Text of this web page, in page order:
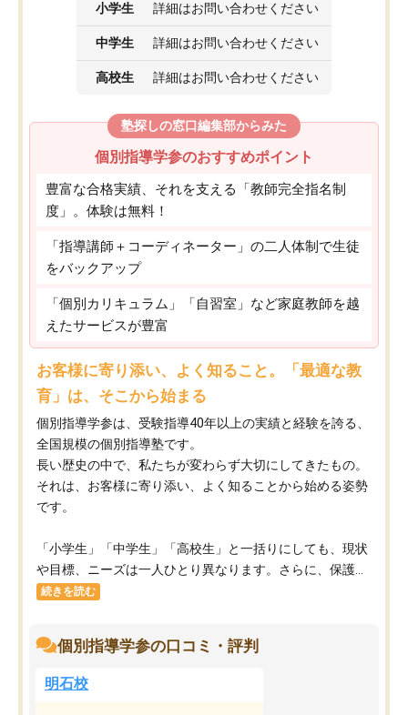
小学生 詳細はお問い合わせください
中学生 詳細はお問い合わせください
高校生 詳細はお問い合わせください
塾探しの窓口編集部からみた
個別指導学参のおすすめポイント
豊富な合格実績、それを支える「教師完全指名制
度」。体験は無料！
「指導講師＋コーディネーター」の二人体制で生徒
をバックアップ
「個別カリキュラム」「自習室」など家庭教師を越
えたサービスが豊富
お客様に寄り添い、よく知ること。「最適な教
育」は、そこから始まる
個別指導学参は、受験指導40年以上の実績と経験を誇る、
全国規模の個別指導塾です。
長い歴史の中で、私たちが変わらず大切にしてきたもの。
それは、お客様に寄り添い、よく知ることから始める姿勢
です。
「小学生」「中学生」「高校生」と一括りにしても、現状
や目標、ニーズは一人ひとり異なります。さらに、保護...
続きを読む
個別指導学参の口コミ・評判
明石校